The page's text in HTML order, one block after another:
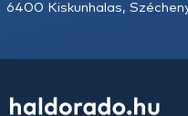
6400 Kiskunhalas,